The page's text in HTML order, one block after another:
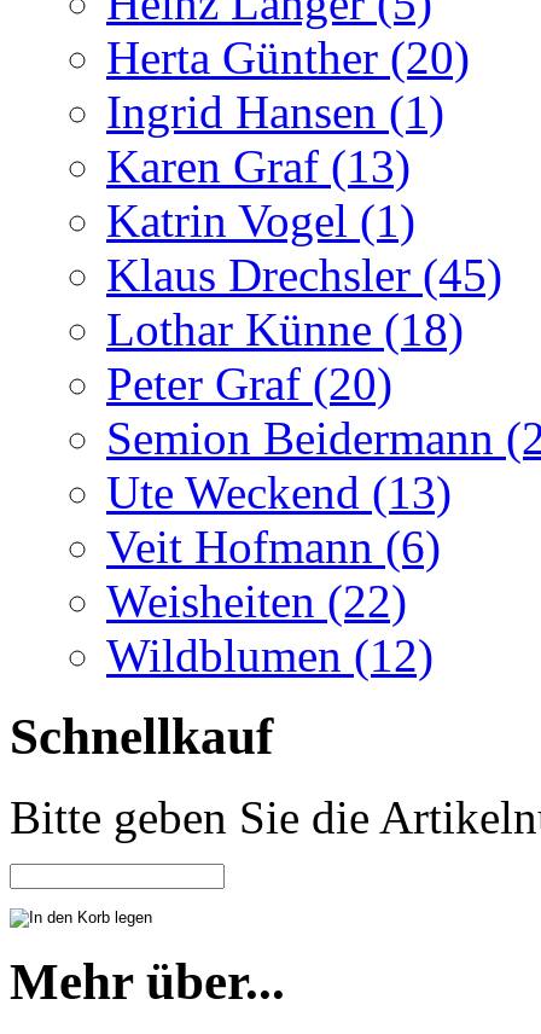
Herta Günther (20)
Ingrid Hansen (1)
Karen Graf (13)
Katrin Vogel (1)
Klaus Drechsler (45)
Lothar Künne (18)
Peter Graf (20)
Semion Beidermann
Ute Weckend (13)
Veit Hofmann (6)
Weisheiten (22)
Wildblumen (12)
Schnellkauf
Bitte geben Sie die
Mehr über...